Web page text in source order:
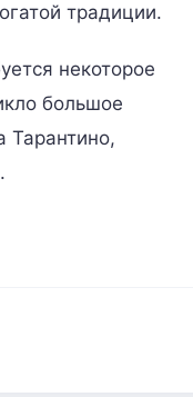
традиции.
некоторое
большое
Тарантино,